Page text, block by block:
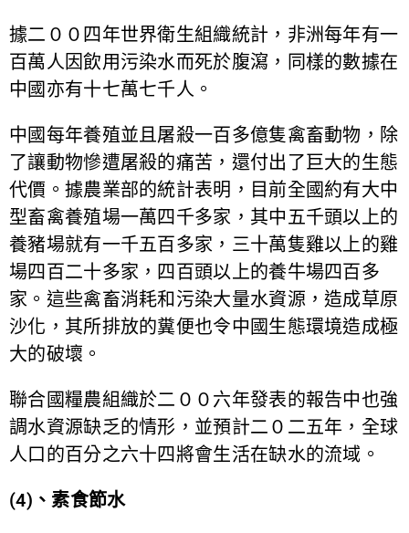
據二００四年世界衛生組織統計，非洲每年有一
百萬人因飲用污染水而死於腹瀉，同樣的數據在
中國亦有十七萬七千人。
中國每年養殖並且屠殺一百多億隻禽畜動物，除
了讓動物慘遭屠殺的痛苦，還付出了巨大的生態
代價。據農業部的統計表明，目前全國約有大中
型畜禽養殖場一萬四千多家，其中五千頭以上的
養豬場就有一千五百多家，三十萬隻雞以上的雞
場四百二十多家，四百頭以上的養牛場四百多
家。這些禽畜消耗和污染大量水資源，造成草原
沙化，其所排放的糞便也令中國生態環境造成極
大的破壞。
聯合國糧農組織於二００六年發表的報告中也強
調水資源缺乏的情形，並預計二０二五年，全球
人口的百分之六十四將會生活在缺水的流域。
(4)、素食節水